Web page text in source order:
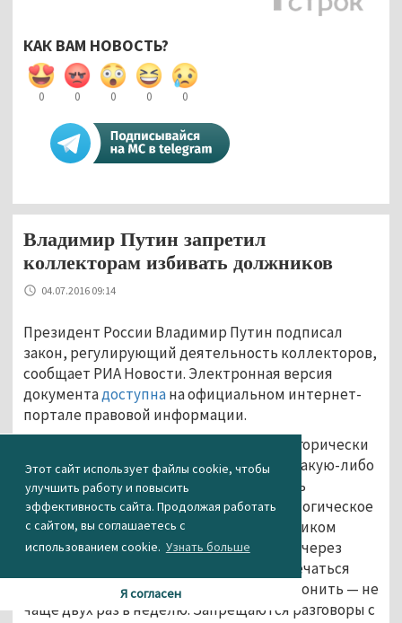
Этот сайт использует файлы cookie, чтобы
улучшить работу и повысить
эффективность сайта. Продолжая работать
с сайтом, вы соглашаетесь с
использованием cookie. Узнать больше
Я согласен
КАК ВАМ НОВОСТЬ?
0 0 0 0 0
Владимир Путин запретил
коллекторам избивать должников
04.07.2016 09:14
Президент России Владимир Путин подписал
закон, регулирующий деятельность коллекторов,
сообщает РИА Новости. Электронная версия
документадоступнана официальном интернет-
портале правовой информации.
По новым правилам, коллекторам категорически
запрещается применять к должникам какую-либо
физическую силу, угрожать, повреждать
имущество клиента и оказывать психологическое
давление. Кроме того, общение с должником
теперь должно осуществляться только через
личные встречи или по телефону. Встречаться
можно не чаще одного раза в неделю, звонить — не
чаще двух раз в неделю. Запрещаются разговоры с